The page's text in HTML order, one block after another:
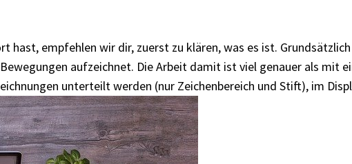
hast, empfehlen wir dir, zuerst zu klären, was es ist.
aufzeichnet. Die Arbeit damit ist viel genauer als mit
unterteilt werden (nur Zeichenbereich und Stift), im